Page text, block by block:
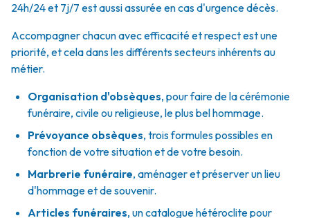
24h/24 et 7j/7 est aussi assurée en cas d'urgence décès.
Accompagner chacun avec efficacité et respect est une
priorité, et cela dans les différents secteurs inhérents au
métier.
Organisation d'obsèques, pour faire de la cérémonie
funéraire, civile ou religieuse, le plus bel hommage.
Prévoyance obsèques, trois formules possibles en
fonction de votre situation et de votre besoin.
Marbrerie funéraire, aménager et préserver un lieu
d'hommage et de souvenir.
Articles funéraires, un catalogue hétéroclite pour